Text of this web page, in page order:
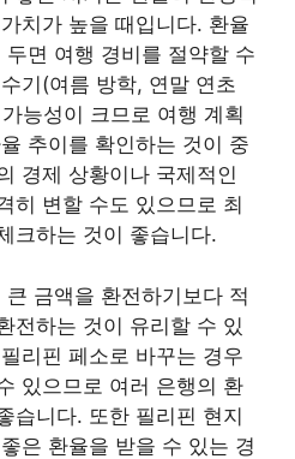
치가 높을 때입니다. 환율
면 여행 경비를 절약할 수
기(여름 방학, 연말 연초
능성이 크므로 여행 계획
추이를 확인하는 것이 중
경제 상황이나 국제적인
히 변할 수도 있으므로 최
크하는 것이 좋습니다.
금액을 환전하기보다 적
전하는 것이 유리할 수 있
리핀 페소로 바꾸는 경우
있으므로 여러 은행의 환
습니다. 또한 필리핀 현지
은 환율을 받을 수 있는 경